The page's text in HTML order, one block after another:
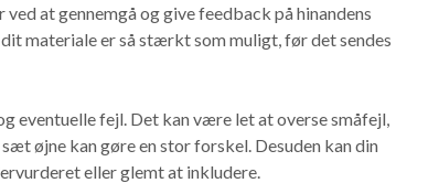
at gennemgå og give feedback på hinandens
materiale er så stærkt som muligt, før det sendes
eventuelle fejl. Det kan være let at overse småfejl,
øjne kan gøre en stor forskel. Desuden kan din
eller glemt at inkludere.